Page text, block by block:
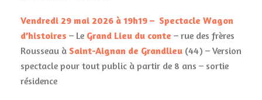
Vendredi 29 mai 2026 à 19h19 – Spectacle Wagon
d’histoires – Le Grand Lieu du conte – rue des frères
Rousseau à Saint-Aignan de Grandlieu (44) – Version
spectacle pour tout public à partir de 8 ans – sortie
résidence